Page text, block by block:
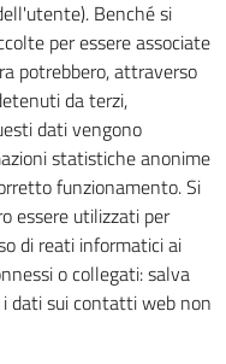
Benché si
per essere associate
potrebbero, attraverso
da terzi,
dati vengono
statistiche anonime
funzionamento. Si
essere utilizzati per
di reati informatici ai
o collegati: salva
dati sui contatti web non